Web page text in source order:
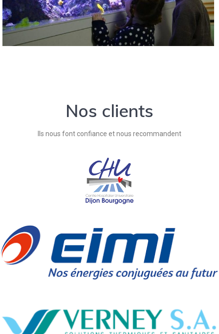
Nos clients
Ils nous font confiance et nous recommandent